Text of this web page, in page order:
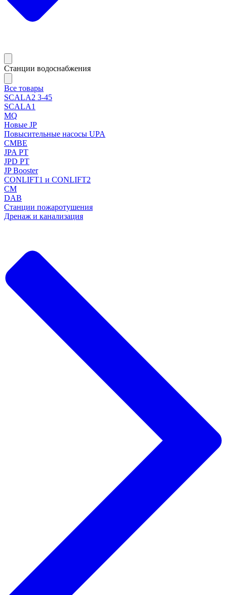
Станции водоснабжения
Все товары
SCALA2 3-45
SCALA1
MQ
Новые JP
Повысительные насосы UPA
CMBE
JPA PT
JPD PT
JP Booster
CONLIFT1 и CONLIFT2
CM
DAB
Станции пожаротушения
Дренаж и канализация